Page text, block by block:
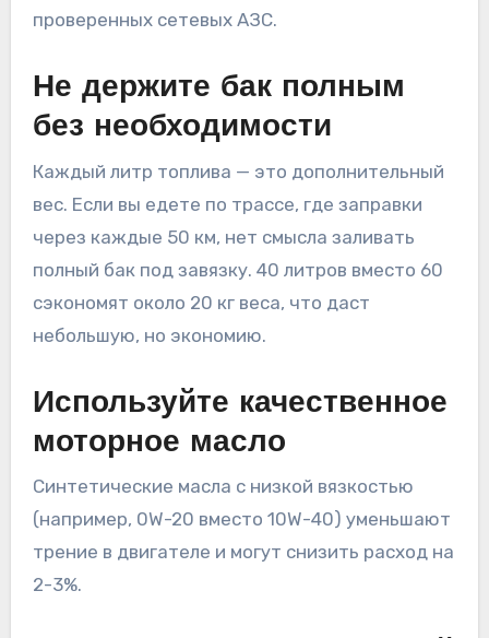
проверенных сетевых АЗС.
Не держите бак полным
без необходимости
Каждый литр топлива — это дополнительный
вес. Если вы едете по трассе, где заправки
через каждые 50 км, нет смысла заливать
полный бак под завязку. 40 литров вместо 60
сэкономят около 20 кг веса, что даст
небольшую, но экономию.
Используйте качественное
моторное масло
Синтетические масла с низкой вязкостью
(например, 0W-20 вместо 10W-40) уменьшают
трение в двигателе и могут снизить расход на
2-3%.